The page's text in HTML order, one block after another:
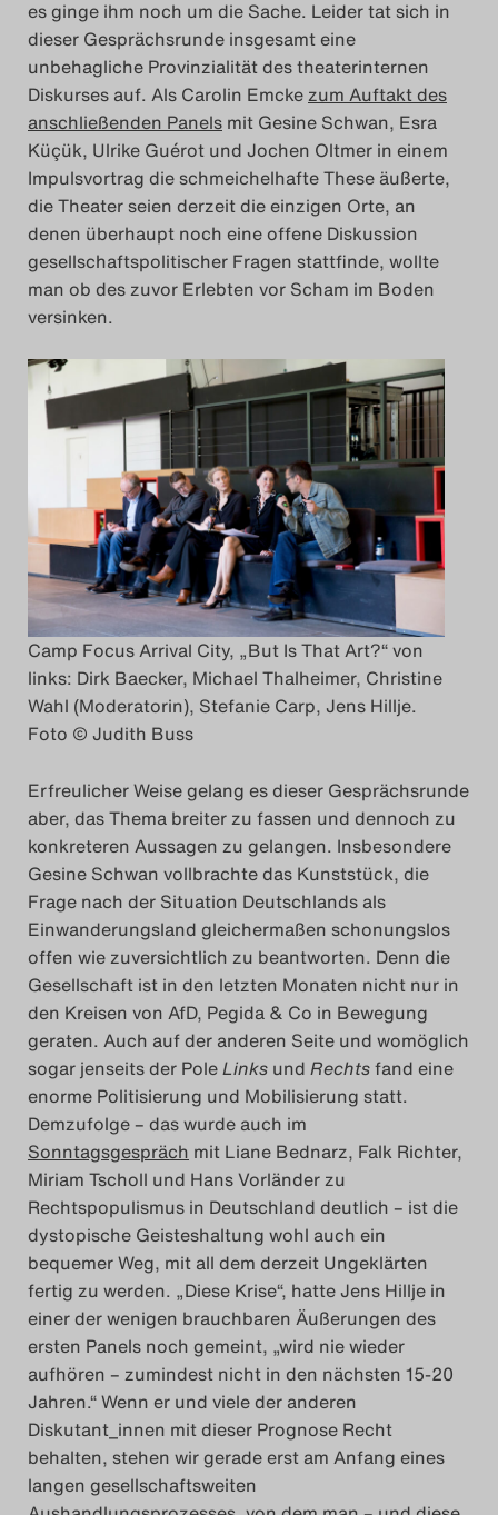
Search
es ginge ihm noch um die Sache. Leider tat sich in
dieser Gesprächsrunde insgesamt eine
unbehagliche Provinzialität des theaterinternen
Diskurses auf. Als Carolin Emckezum Auftakt des
anschließenden Panels mit Gesine Schwan, Esra
Küçük, Ulrike Guérot und Jochen Oltmer in einem
Impulsvortrag die schmeichelhafte These äußerte,
die Theater seien derzeit die einzigen Orte, an
denen überhaupt noch eine offene Diskussion
gesellschaftspolitischer Fragen stattfinde, wollte
man ob des zuvor Erlebten vor Scham im Boden
versinken.
Camp Focus Arrival City, „But Is That Art?“ von
links: Dirk Baecker, Michael Thalheimer, Christine
Wahl (Moderatorin), Stefanie Carp, Jens Hillje.
Foto © Judith Buss
Erfreulicher Weise gelang es dieser Gesprächsrunde
aber, das Thema breiter zu fassen und dennoch zu
konkreteren Aussagen zu gelangen. Insbesondere
Gesine Schwan vollbrachte das Kunststück, die
Frage nach der Situation Deutschlands als
Einwanderungsland gleichermaßen schonungslos
offen wie zuversichtlich zu beantworten. Denn die
Gesellschaft ist in den letzten Monaten nicht nur in
den Kreisen von AfD, Pegida & Co in Bewegung
geraten. Auch auf der anderen Seite und womöglich
sogar jenseits der PoleLinks und Rechtsfand eine
enorme Politisierung und Mobilisierung statt.
Demzufolge – das wurde auch im
Sonntagsgespräch mit Liane Bednarz, Falk Richter,
Miriam Tscholl und Hans Vorländer zu
Rechtspopulismus in Deutschland deutlich – ist die
dystopische Geisteshaltung wohl auch ein
bequemer Weg, mit all dem derzeit Ungeklärten
fertig zu werden. „Diese Krise“, hatte Jens Hillje in
einer der wenigen brauchbaren Äußerungen des
ersten Panels noch gemeint, „wird nie wieder
aufhören – zumindest nicht in den nächsten 15-20
Jahren.“ Wenn er und viele der anderen
Diskutant_innen mit dieser Prognose Recht
behalten, stehen wir gerade erst am Anfang eines
langen gesellschaftsweiten